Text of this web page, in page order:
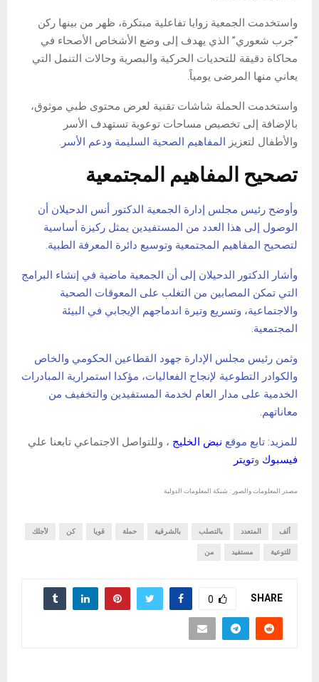
واستخدمت الجمعية زوايا تفاعلية مبتكرة، ظهر من بينها ركن
“جرب شعوري” الذي يهدف إلى وضع الأشخاص الأصحاء في
محاكاة دقيقة للتحديات الحركية والبصرية وحالات التنمل التي
يعاني منها المرضى يومياً.
واستخدمت الحملة شاشات تقنية لعرض محتوى طبي موثوق،
بالإضافة إلى تخصيص مساحات توعوية تستهدف الأسر
والأطفال لتعزيز المفاهيم الصحية السليمة ودعم الأسر.
تصحيح المفاهيم المجتمعية
وأوضح رئيس مجلس إدارة الجمعية الدكتور أنس الدحيلان أن
الوصول إلى هذا العدد من المستفيدين يمثل ركيزة أساسية
لتصحيح المفاهيم المجتمعية وتوسيع دائرة المعرفة الطبية.
وأشار الدكتور الدحيلان إلى أن الجمعية ماضية في إنشاء البرامج
التي تمكن المصابين من التغلب على المعوقات الصحية
والاجتماعية، وتسريع وتيرة اندماجهم الإيجابي في البيئة
المجتمعية.
وثمن رئيس مجلس الإدارة جهود القطاعين الحكومي والخاص
والكوادر التطوعية لإنجاح الفعاليات، مؤكدا استمرارية المبادرات
الخدمية على مدار العام لخدمة المستفيدين والتخفيف من
معاناتهم.
للمزيد: تابع موقع نبض الخليج ، وللتواصل الاجتماعي تابعنا علي
فيسبوك وتويتر
مصدر المعلومات والصور : شبكة المعلومات الدولية
ألف المتعدد بالتصلب بالشرقية حملة قويا كن لأجلك
للتوعية مستفيد من
SHARE
0